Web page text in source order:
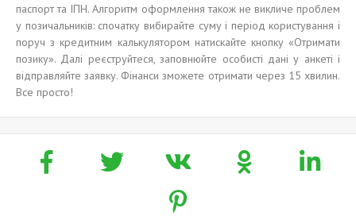
паспорт та ІПН. Алгоритм оформлення також не викличе проблем
у позичальників: спочатку вибирайте суму і період користування і
поруч з кредитним калькулятором натискайте кнопку «Отримати
позику». Далі реєструйтеся, заповнюйте особисті дані у анкеті і
відправляйте заявку. Фінанси зможете отримати через 15 хвилин.
Все просто!